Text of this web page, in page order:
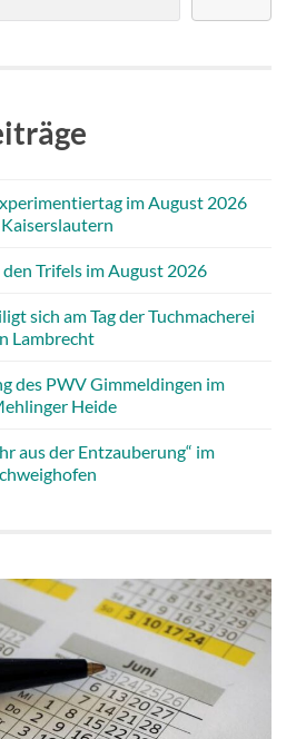
im August 2026
Trifels im August 2026
sich am Tag der Tuchmacherei
Lambrecht
des PWV Gimmeldingen im
Heide
aus der Entzauberung“ im